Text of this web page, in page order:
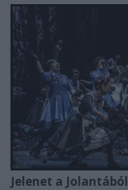
Jelenet a Jolantából